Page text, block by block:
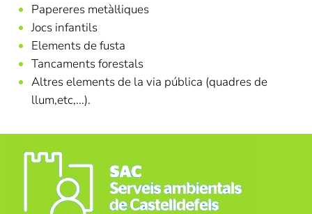
Papereres metàl·liques
Jocs infantils
Elements de fusta
Tancaments forestals
Altres elements de la via pública (quadres de
llum,etc,...).